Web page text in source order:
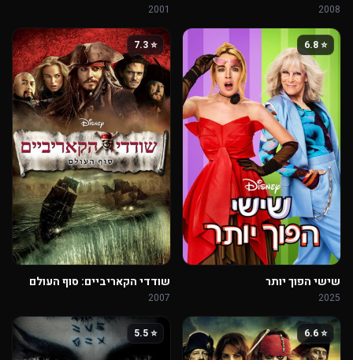
2008
2001
⭐ 6.8
שישי הפוך יותר
2025
⭐ 7.3
שודדי הקאריביים: סוף העולם
2007
⭐ 6.6
⭐ 5.5